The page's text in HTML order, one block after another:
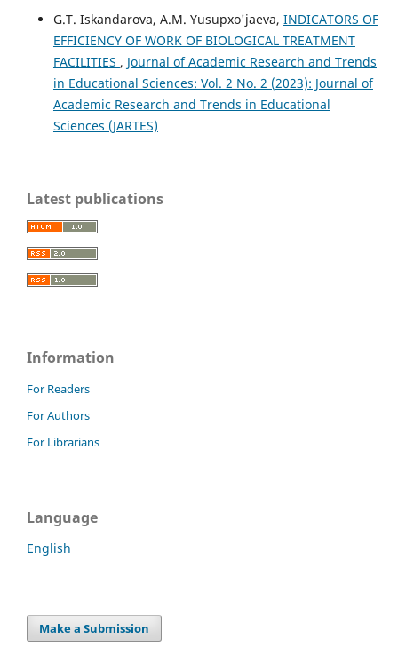
G.T. Iskandarova, A.M. Yusupxo'jaeva, INDICATORS OF
EFFICIENCY OF WORK OF BIOLOGICAL TREATMENT
FACILITIES , Journal of Academic Research and Trends
in Educational Sciences: Vol. 2 No. 2 (2023): Journal of
Academic Research and Trends in Educational
Sciences (JARTES)
Latest publications
Information
For Readers
For Authors
For Librarians
Language
English
Make a Submission